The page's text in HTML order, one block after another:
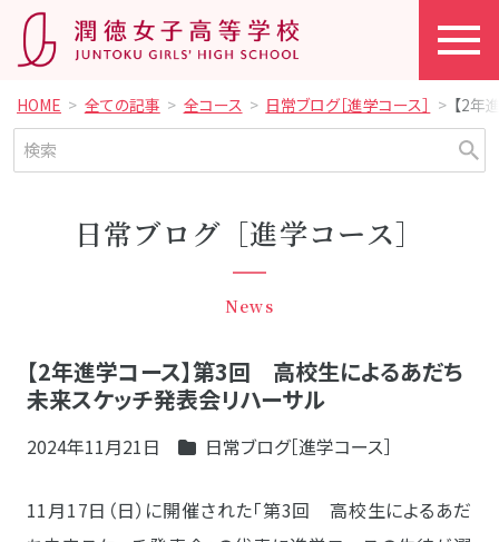
HOME 全ての記事 全コース 日常ブログ［進学コース］ 【2年
日常ブログ［進学コース］
News
【2年進学コース】第3回 高校生によるあだち
未来スケッチ発表会リハーサル
2024年11月21日 日常ブログ［進学コース］
11月17日（日）に開催された「第3回 高校生によるあだ